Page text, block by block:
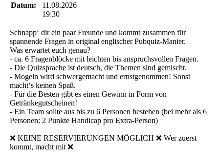
Datum:
11.08.2026
19:30
Schnapp‘ dir ein paar Freunde und kommt zusammen für
spannende Fragen in original englischer Pubquiz-Manier.
Was erwartet euch genau?
- ca. 6 Fragenblöcke mit leichten bis anspruchsvollen Fragen.
- Die Quizsprache ist deutsch, die Themen sind gemischt.
- Mogeln wird schwergemacht und ernstgenommen! Sonst
macht‘s keinen Spaß.
- Für die Besten gibt es einen Gewinn in Form von
Getränkegutscheinen!
- Ein Team sollte aus bis zu 6 Personen bestehen (bei mehr als 6
Personen: 2 Punkte Handicap pro Extra-Person)
❌ KEINE RESERVIERUNGEN MÖGLICH ❌ Wer zuerst
kommt, macht mit ❌